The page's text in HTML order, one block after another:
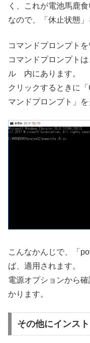
く、これが電池馬鹿
なので、「休止状態」
コマンドプロンプト
コマンドプロンプト
ル 内にあります。
クリックするときに
マンドプロンプト」
こんなかんじで、「
ば、適用されます。
電源オプションから
かります。
その他にインス